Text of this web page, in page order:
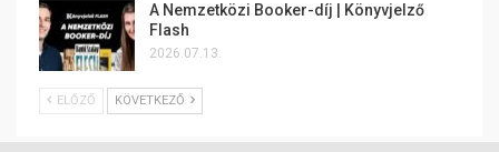
A Nemzetközi Booker-díj | Könyvjelző
Flash
2026.07.13.
ELŐZŐ KÖVETKEZŐ